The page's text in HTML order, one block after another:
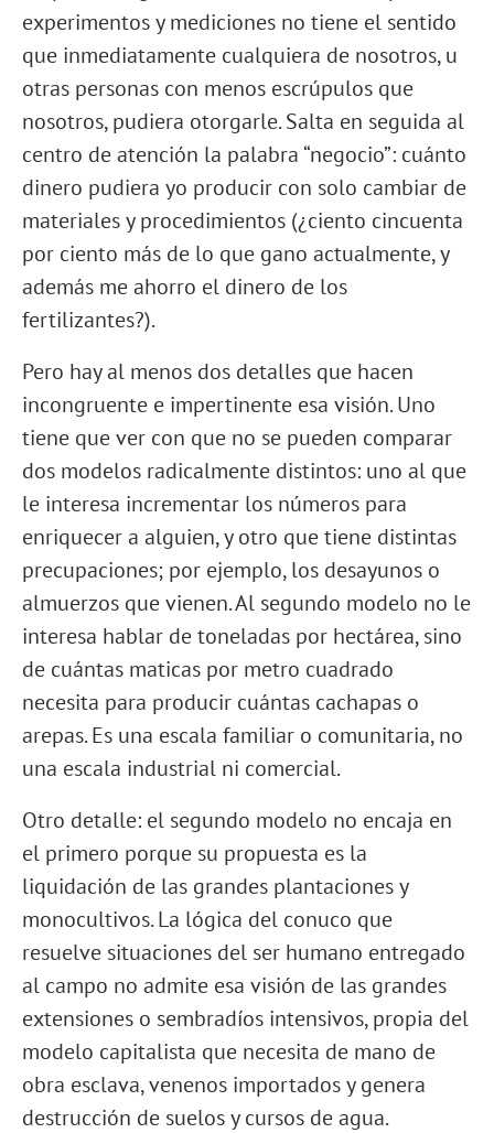
experimentos y mediciones no tiene el sentido
que inmediatamente cualquiera de nosotros, u
otras personas con menos escrúpulos que
nosotros, pudiera otorgarle. Salta en seguida al
centro de atención la palabra “negocio”: cuánto
dinero pudiera yo producir con solo cambiar de
materiales y procedimientos (¿ciento cincuenta
por ciento más de lo que gano actualmente, y
además me ahorro el dinero de los
fertilizantes?).
Pero hay al menos dos detalles que hacen
incongruente e impertinente esa visión. Uno
tiene que ver con que no se pueden comparar
dos modelos radicalmente distintos: uno al que
le interesa incrementar los números para
enriquecer a alguien, y otro que tiene distintas
precupaciones; por ejemplo, los desayunos o
almuerzos que vienen. Al segundo modelo no le
interesa hablar de toneladas por hectárea, sino
de cuántas maticas por metro cuadrado
necesita para producir cuántas cachapas o
arepas. Es una escala familiar o comunitaria, no
una escala industrial ni comercial.
Otro detalle: el segundo modelo no encaja en
el primero porque su propuesta es la
liquidación de las grandes plantaciones y
monocultivos. La lógica del conuco que
resuelve situaciones del ser humano entregado
al campo no admite esa visión de las grandes
extensiones o sembradíos intensivos, propia del
modelo capitalista que necesita de mano de
obra esclava, venenos importados y genera
destrucción de suelos y cursos de agua.